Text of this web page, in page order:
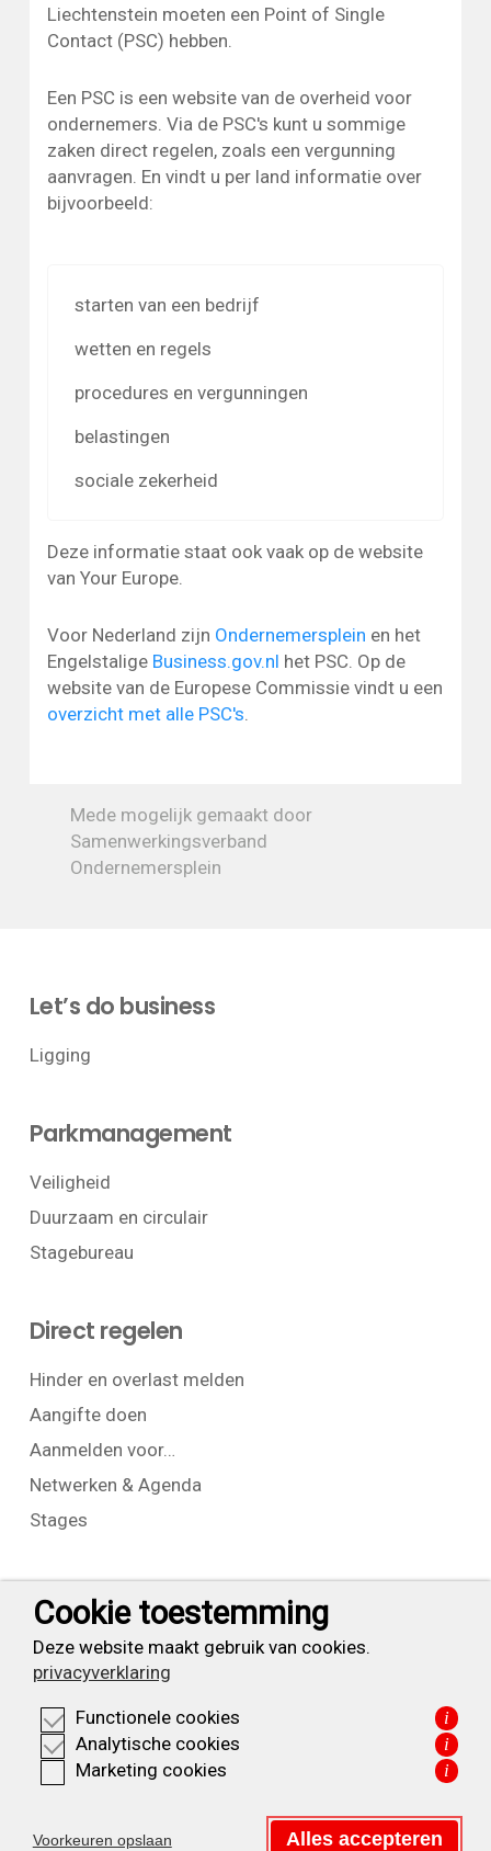
Liechtenstein moeten een Point of Single
Contact (PSC) hebben.
Een PSC is een website van de overheid voor
ondernemers. Via de PSC's kunt u sommige
zaken direct regelen, zoals een vergunning
aanvragen. En vindt u per land informatie over
bijvoorbeeld:
starten van een bedrijf
wetten en regels
procedures en vergunningen
belastingen
sociale zekerheid
Deze informatie staat ook vaak op de website
van Your Europe.
Voor Nederland zijn Ondernemersplein en het
Engelstalige Business.gov.nl het PSC. Op de
website van de Europese Commissie vindt u een
overzicht met alle PSC's
Mede mogelijk gemaakt door
Samenwerkingsverband
Ondernemersplein
Let’s do business
Ligging
Parkmanagement
Veiligheid
Duurzaam en circulair
Stagebureau
Direct regelen
Hinder en overlast melden
Aangifte doen
Aanmelden voor…
Netwerken & Agenda
Stages
Contact
T:+31 (0) 23 525 7826
KVK: 34332355
BTW: NL820614877B01
Cookie toestemming
Deze website maakt gebruik van cookies.
privacyverklaring
Functionele cookies i
Analytische cookies i
Marketing cookies i
Voorkeuren opslaan Alles accepteren